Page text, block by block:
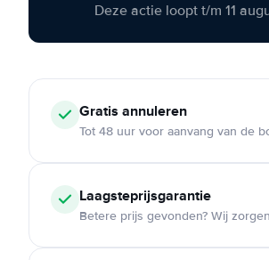
Deze actie loopt t/m 11
Gratis annuleren
Tot 48 uur voor aanvang van de
Laagsteprijsgarantie
Betere prijs gevonden? Wij